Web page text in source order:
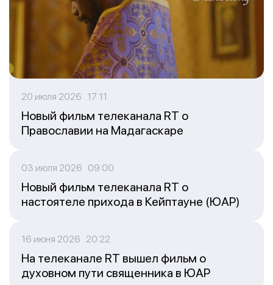
20 июля 2026 17:11
Новый фильм телеканала RT о
Православии на Мадагаскаре
03 июля 2026 09:00
Новый фильм телеканала RT о
настоятеле прихода в Кейптауне (ЮАР)
16 июня 2026 20:22
На телеканале RT вышел фильм о
духовном пути священника в ЮАР